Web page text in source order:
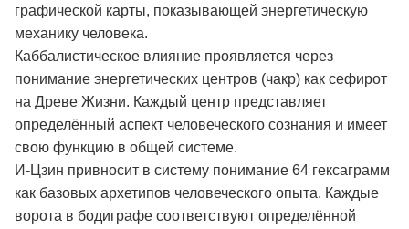
графической карты, показывающей энергетическую
механику человека.
Каббалистическое влияние проявляется через
понимание энергетических центров (чакр) как сефирот
на Древе Жизни. Каждый центр представляет
определённый аспект человеческого сознания и имеет
свою функцию в общей системе.
И-Цзин привносит в систему понимание 64 гексаграмм
как базовых архетипов человеческого опыта. Каждые
ворота в бодиграфе соответствуют определённой